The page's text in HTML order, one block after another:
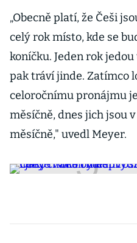
„Obecně platí, že Češi
celý rok místo, kde se
koníčku. Jeden rok
pak tráví jinde. Zatímco
celoročnímu pronájmu
měsíčně, dnes jich jsou
měsíčně," uvedl Meyer.